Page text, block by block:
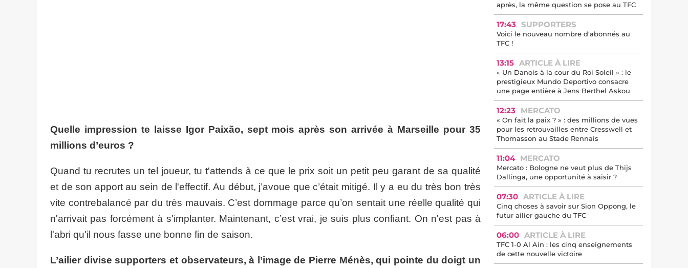
Quelle impression te laisse Igor Paixão, sept mois après son arrivée à Marseille pour 35
millions d’euros ?
Quand tu recrutes un tel joueur, tu t'attends à ce que le prix soit un petit peu garant de sa qualité
et de son apport au sein de l'effectif. Au début, j’avoue que c’était mitigé. Il y a eu du très bon très
vite contrebalancé par du très mauvais. C’est dommage parce qu’on sentait une réelle qualité qui
n'arrivait pas forcément à s'implanter. Maintenant, c’est vrai, je suis plus confiant. On n'est pas à
l'abri qu'il nous fasse une bonne fin de saison.
L’ailier divise supporters et observateurs, à l’image de Pierre Ménès, qui pointe du doigt un
après, la même question se pose au TFC
17:43 SUPPORTERS
Voici le nouveau nombre d'abonnés au
TFC !
13:15 ARTICLE À LIRE
« Un Danois à la cour du Roi Soleil » : le
prestigieux Mundo Deportivo consacre
une page entière à Jens Berthel Askou
12:23 MERCATO
« On fait la paix ? » : des millions de vues
pour les retrouvailles entre Cresswell et
Thomasson au Stade Rennais
11:04 MERCATO
Mercato : Bologne ne veut plus de Thijs
Dallinga, une opportunité à saisir ?
07:30 ARTICLE À LIRE
Cinq choses à savoir sur Sion Oppong, le
futur ailier gauche du TFC
06:00 ARTICLE À LIRE
TFC 1-0 Al Ain : les cinq enseignements
de cette nouvelle victoire